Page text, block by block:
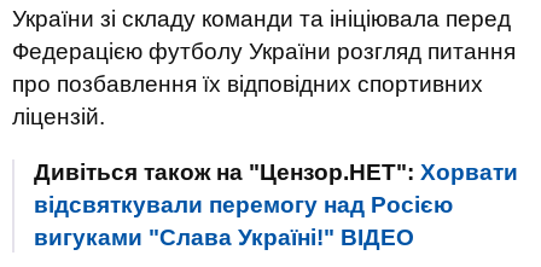
України зі складу команди та ініціювала перед
Федерацією футболу України розгляд питання
про позбавлення їх відповідних спортивних
ліцензій.
Дивіться також на "Цензор.НЕТ": Хорвати
відсвяткували перемогу над Росією
вигуками "Слава Україні!" ВIДЕО